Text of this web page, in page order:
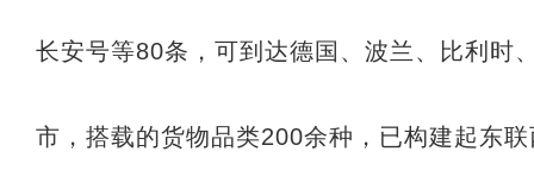
长安号等80条，可到达德国、波兰、比利时
市，搭载的货物品类200余种，已构建起东